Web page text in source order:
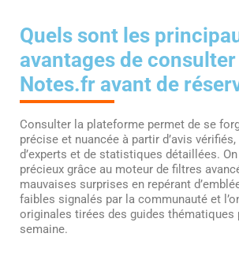
Quels sont les
avantages de
Notes.fr avant de
Consulter la plateforme permet de se
précise et nuancée à partir d’avis vérifiés,
d’experts et de statistiques détaillées.
précieux grâce au moteur de filtres
mauvaises surprises en repérant
faibles signalés par la communauté et
originales tirées des guides thématiques
semaine.